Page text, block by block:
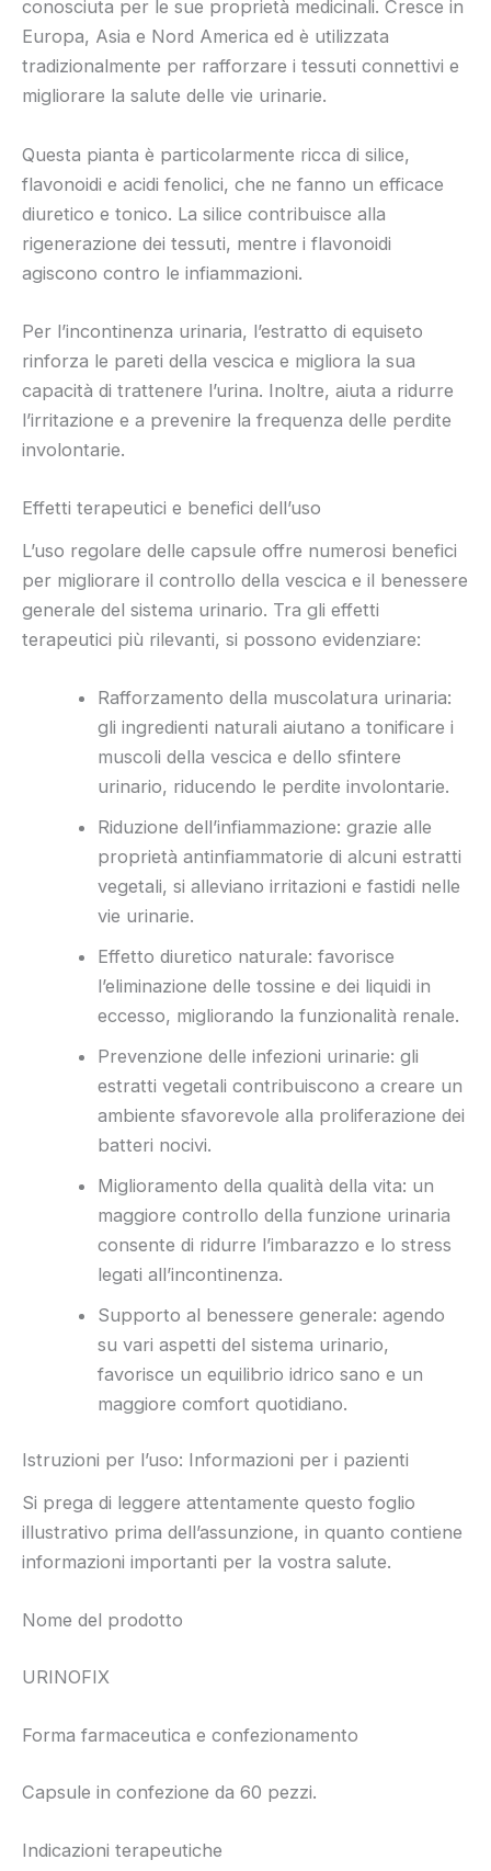
conosciuta per le sue proprietà medicinali. Cresce in
Europa, Asia e Nord America ed è utilizzata
tradizionalmente per rafforzare i tessuti connettivi e
migliorare la salute delle vie urinarie.
Questa pianta è particolarmente ricca di silice,
flavonoidi e acidi fenolici, che ne fanno un efficace
diuretico e tonico. La silice contribuisce alla
rigenerazione dei tessuti, mentre i flavonoidi
agiscono contro le infiammazioni.
Per l’incontinenza urinaria, l’estratto di equiseto
rinforza le pareti della vescica e migliora la sua
capacità di trattenere l’urina. Inoltre, aiuta a ridurre
l’irritazione e a prevenire la frequenza delle perdite
involontarie.
Effetti terapeutici e benefici dell’uso
L’uso regolare delle capsule offre numerosi benefici
per migliorare il controllo della vescica e il benessere
generale del sistema urinario. Tra gli effetti
terapeutici più rilevanti, si possono evidenziare:
Rafforzamento della muscolatura urinaria:
gli ingredienti naturali aiutano a tonificare i
muscoli della vescica e dello sfintere
urinario, riducendo le perdite involontarie.
Riduzione dell’infiammazione: grazie alle
proprietà antinfiammatorie di alcuni estratti
vegetali, si alleviano irritazioni e fastidi nelle
vie urinarie.
Effetto diuretico naturale: favorisce
l’eliminazione delle tossine e dei liquidi in
eccesso, migliorando la funzionalità renale.
Prevenzione delle infezioni urinarie: gli
estratti vegetali contribuiscono a creare un
ambiente sfavorevole alla proliferazione dei
batteri nocivi.
Miglioramento della qualità della vita: un
maggiore controllo della funzione urinaria
consente di ridurre l’imbarazzo e lo stress
legati all’incontinenza.
Supporto al benessere generale: agendo
su vari aspetti del sistema urinario,
favorisce un equilibrio idrico sano e un
maggiore comfort quotidiano.
Istruzioni per l’uso: Informazioni per i pazienti
Si prega di leggere attentamente questo foglio
illustrativo prima dell’assunzione, in quanto contiene
informazioni importanti per la vostra salute.
Nome del prodotto
URINOFIX
Forma farmaceutica e confezionamento
Capsule in confezione da 60 pezzi.
Indicazioni terapeutiche